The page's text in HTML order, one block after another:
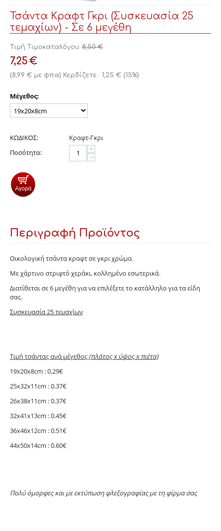
Τσάντα Κραφτ Γκρι (Συσκευασία 25
τεμαχίων) - Σε 6 μεγέθη
Τιμή Τιμοκαταλόγου: 8,50 €
7,25€
(8,99 € με φπα) Κερδίζετε : 1,25 € (15%)
Μέγεθος:
ΚΩΔΙΚΟΣ:
Κραφτ-Γκρι
Ποσότητα:
+
−
Περιγραφή Προϊόντος
Οικολογική τσάντα κραφτ σε γκρι χρώμα.
Με χάρτινο στριφτό χεράκι, κολλημένο εσωτερικά.
Διατίθεται σε 6 μεγέθη για να επιλέξετε το κατάλληλο για τα είδη
σας.
Συσκευασία 25 τεμαχίων
Τιμή τσάντας ανά μέγεθος (πλάτος x ύψος x πιέτα)
19x20x8cm : 0.29€
25x32x11cm : 0.37€
26x38x11cm : 0.37€
32x41x13cm : 0.45€
36x46x12cm : 0.51€
44x50x14cm : 0.60€
Πολύ όμορφες και με εκτύπωση φλεξογραφίας με τη φίρμα σας